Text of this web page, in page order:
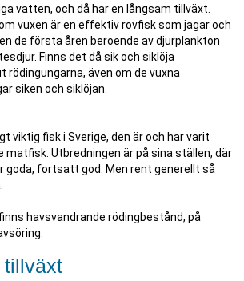
vatten, och då har en långsam tillväxt.
vuxen är en effektiv rovfisk som jagar och
de första åren beroende av djurplankton
Finns det då sik och siklöja
rödingungarna, även om de vuxna
siken och siklöjan.
viktig fisk i Sverige, den är och har varit
Utbredningen är på sina ställen, där
fortsatt god. Men rent generellt så
finns havsvandrande rödingbestånd, på
tillväxt